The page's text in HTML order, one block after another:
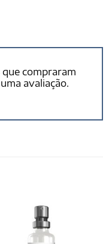
compraram
avaliação.